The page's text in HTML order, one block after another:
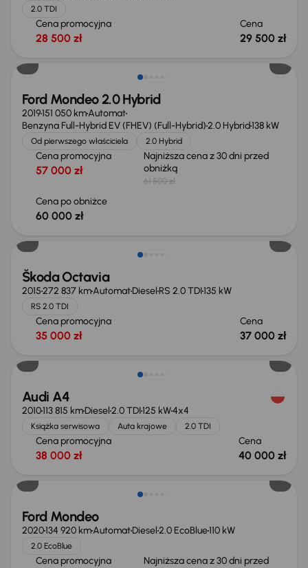
2.0 TDI
Cena promocyjna
28 500 zł
Cena
29 500 zł
Taniej o 1 500 zł
Ford Mondeo 2.0 Hybrid
2019151 050 kmAutomat
Benzyna Full-Hybrid EV (FHEV) (Full-Hybrid)2.0 Hybrid138 kW
Od pierwszego właściciela 2.0 Hybrid
Cena promocyjna
57 000 zł
Najniższa cena z 30 dni przed
obniżką
61 500 zł
Cena po obniżce
60 000 zł
Škoda Octavia
2015272 837 kmAutomatDiesel RS 2.0 TDI135 kW
RS 2.0 TDI
Cena promocyjna
35 000 zł
Cena
37 000 zł
Audi A4
2010113 815 kmDiesel2.0 TDI125 kW4x4
Książka serwisowa Auta krajowe 2.0 TDI
Cena promocyjna
38 000 zł
Cena
40 000 zł
Taniej o 1 000 zł
Ford Mondeo
2020134 920 kmAutomatDiesel2.0 EcoBlue110 kW
2.0 EcoBlue
Cena promocyjna
Najniższa cena z 30 dni przed